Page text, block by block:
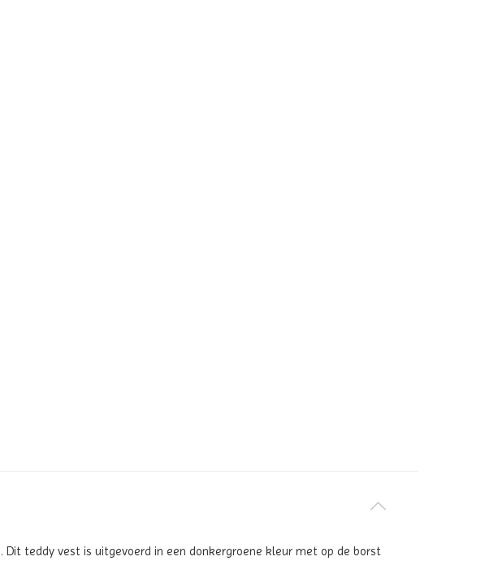
Dit teddy vest is uitgevoerd in een donkergroene kleur met op de borst